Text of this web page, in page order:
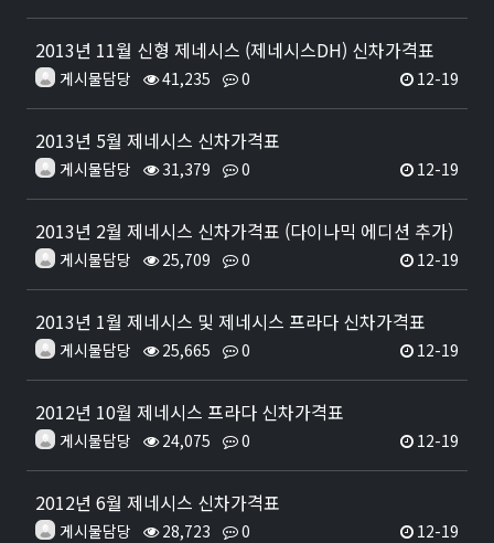
2013년 11월 신형 제네시스 (제네시스DH) 신차가격표
게시물담당 41,235 0 12-19
2013년 5월 제네시스 신차가격표
게시물담당 31,379 0 12-19
2013년 2월 제네시스 신차가격표 (다이나믹 에디션 추가)
게시물담당 25,709 0 12-19
2013년 1월 제네시스 및 제네시스 프라다 신차가격표
게시물담당 25,665 0 12-19
2012년 10월 제네시스 프라다 신차가격표
게시물담당 24,075 0 12-19
2012년 6월 제네시스 신차가격표
게시물담당 28,723 0 12-19